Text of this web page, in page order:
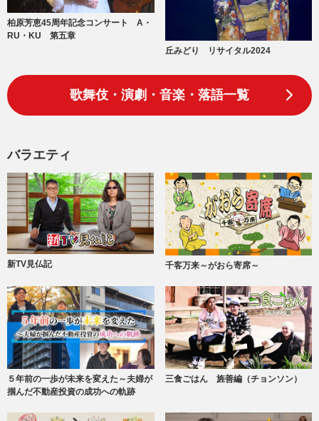
柏原芳恵45周年記念コンサート A・
RU・KU 第五章
丘みどり リサイタル2024
歌舞伎・演劇・音楽・落語一覧
バラエティ
新TV見仏記 千客万来～がおら寄席～
５年前の一歩が未来を変えた～夫婦が
掴んだ不動産投資の成功への軌跡
三食ごはん 旌善編（チョンソン）